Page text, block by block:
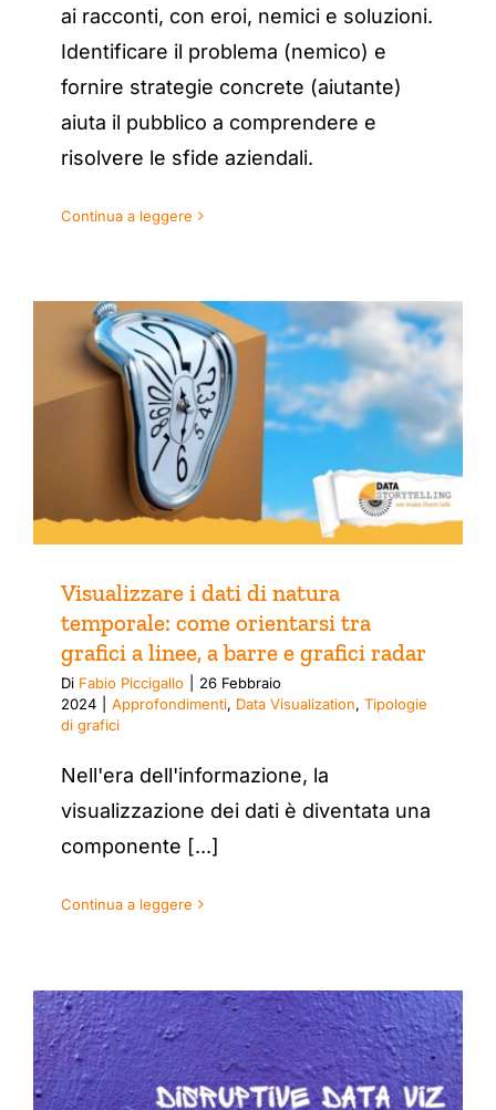
ai racconti, con eroi, nemici e soluzioni.
Identificare il problema (nemico) e
fornire strategie concrete (aiutante)
aiuta il pubblico a comprendere e
risolvere le sfide aziendali.
Continua a leggere
Visualizzare i dati di natura
temporale: come orientarsi tra
grafici a linee, a barre e grafici radar
Di Fabio Piccigallo
26 Febbraio
2024
Approfondimenti, Data Visualization, Tipologie
di grafici
Nell'era dell'informazione, la
visualizzazione dei dati è diventata una
componente [...]
Continua a leggere